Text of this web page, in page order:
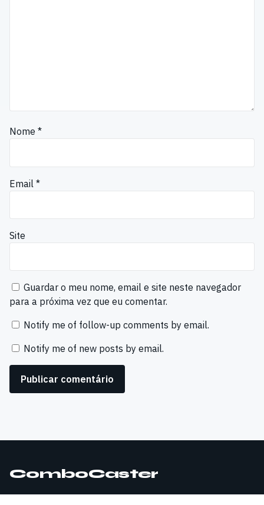
Nome *
Email *
Site
Guardar o meu nome, email e site neste navegador
para a próxima vez que eu comentar.
Notify me of follow-up comments by email.
Notify me of new posts by email.
ComboCaster